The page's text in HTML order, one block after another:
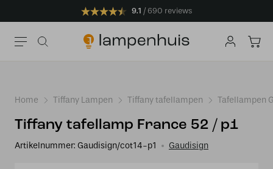
9.1 690 reviews
Home Tiffany Lampen Tiffany tafellampen Tafellampen
Tiffany tafellamp France 52 / p1
Artikelnummer: Gaudisign/cot14-p1 Gaudisign